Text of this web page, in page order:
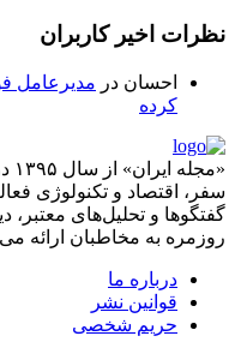
نظرات اخیر کاربران
احسان در مدیرعامل
کرده
سفر، اقتصاد و تکنولوژی
گفتگوها و تحلیل‌های معتبر،
روزمره به مخاطبان ارائه
درباره ما
قوانین نشر
حریم شخصی